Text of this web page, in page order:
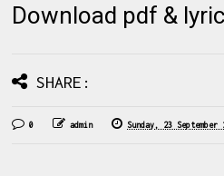
Download pdf &
SHARE:
0 admin Sunday, 23 September